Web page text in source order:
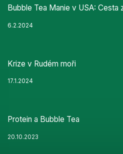
Bubble Tea Manie v USA: Cesta
6.2.2024
Krize v Rudém moři
17.1.2024
Protein a Bubble Tea
20.10.2023